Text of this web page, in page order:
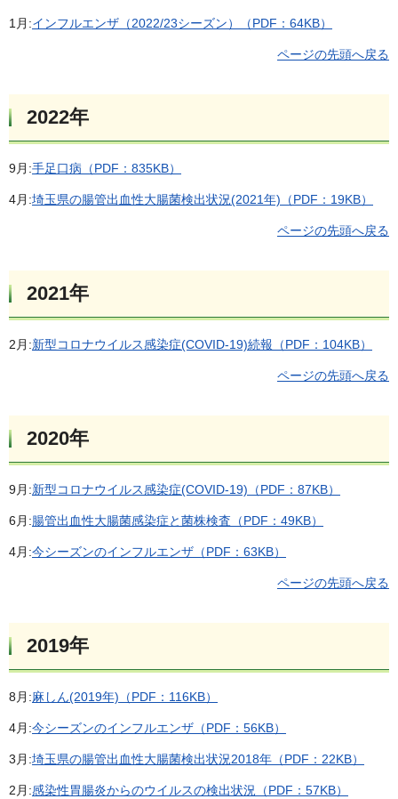
1月:インフルエンザ（2022/23シーズン）（PDF：64KB）
ページの先頭へ戻る
2022年
9月:手足口病（PDF：835KB）
4月:埼玉県の腸管出血性大腸菌検出状況(2021年)（PDF：19KB）
ページの先頭へ戻る
2021年
2月:新型コロナウイルス感染症(COVID-19)続報（PDF：104KB）
ページの先頭へ戻る
2020年
9月:新型コロナウイルス感染症(COVID-19)（PDF：87KB）
6月:腸管出血性大腸菌感染症と菌株検査（PDF：49KB）
4月:今シーズンのインフルエンザ（PDF：63KB）
ページの先頭へ戻る
2019年
8月:麻しん(2019年)（PDF：116KB）
4月:今シーズンのインフルエンザ（PDF：56KB）
3月:埼玉県の腸管出血性大腸菌検出状況2018年（PDF：22KB）
2月:感染性胃腸炎からのウイルスの検出状況（PDF：57KB）